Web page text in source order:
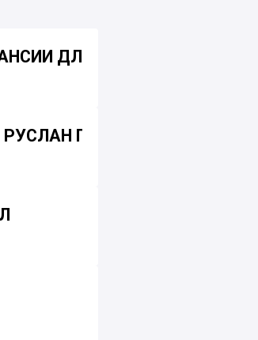
ДЛЯ ПРОДАКТОВ)
ПОТЕХИН КРАСНОЯРСК